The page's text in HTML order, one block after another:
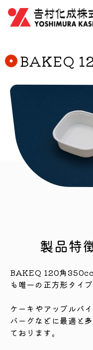
BAKEQ
製品特
BAKEQ 120角350cc
も唯一の正方形タイ
ケーキやアップルパ
バーグなどに最適と
ております。